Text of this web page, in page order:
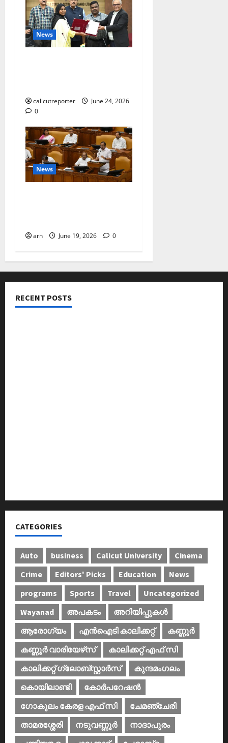
News
calicutreporter
June 24, 2026
0
News
arn June 19, 2026 0
RECENT POSTS
CATEGORIES
Auto business Calicut University
Cinema
Crime
Editors' Picks Education
News
programs
Sports Travel
Uncategorized
Wayanad
അപകടം
അറിയിപ്പുകള്‍
ആരോഗ്യം
എൻഐടി കാലിക്കറ്റ്
കണ്ണൂര്‍
കണ്ണൂര്‍ വാരിയേഴ്‌സ്
കാലിക്കറ്റ് എഫ് സി
കാലിക്കറ്റ് ഗ്ലോബ്സ്റ്റാർസ്
കുന്ദമംഗലം
കൊയിലാണ്ടി
കോര്‍പറേഷന്‍
ഗോകുലം കേരള എഫ് സി
ചേമഞ്ചേരി
താമരശ്ശേരി
നടുവണ്ണൂര്‍
നാദാപുരം